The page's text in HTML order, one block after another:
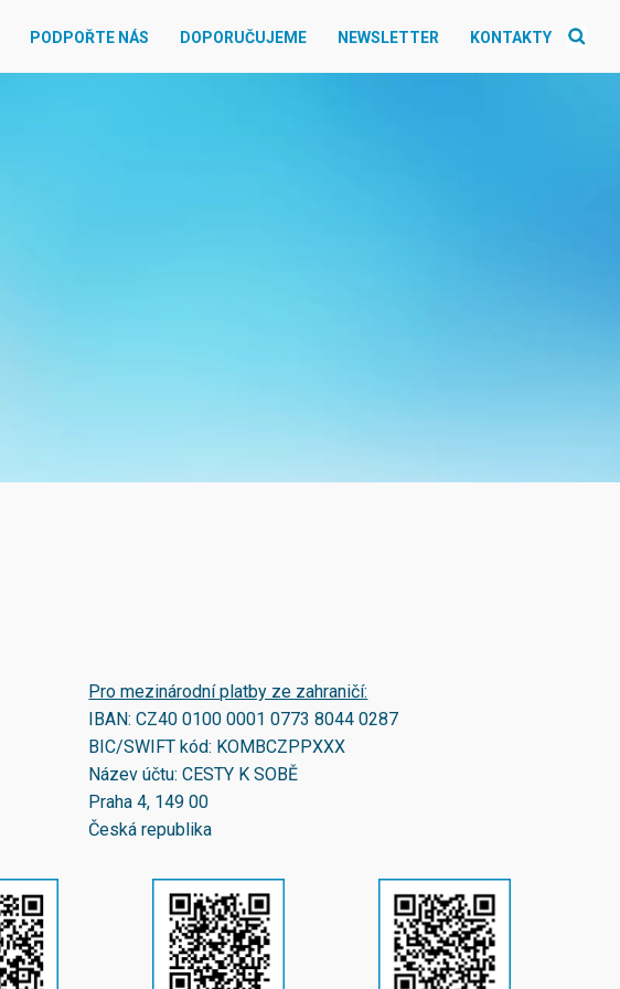
PODPOŘTE NÁS DOPORUČUJEME NEWSLETTER KONTAKTY
Pro mezinárodní platby ze zahraničí:
IBAN:CZ40 0100 0001 0773 8044 0287
BIC/SWIFT kód: KOMBCZPPXXX
Název účtu: CESTY K SOBĚ
Praha 4, 149 00
Česká republika